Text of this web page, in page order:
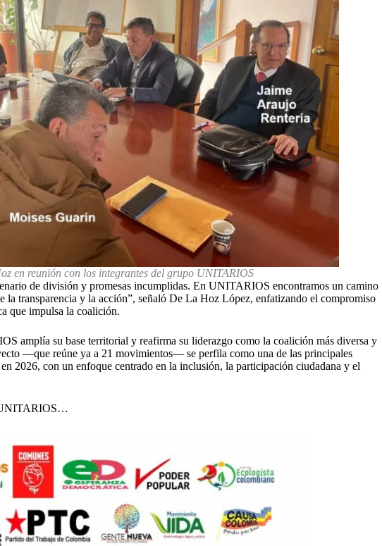
en reunión con los integrantes del grupo UNITARIOS
de división y promesas incumplidas. En UNITARIOS encontramos un camino
la transparencia y la acción”, señaló De La Hoz López, enfatizando el compromiso
que impulsa la coalición.
amplía su base territorial y reafirma su liderazgo como la coalición más diversa y
—que reúne ya a 21 movimientos— se perfila como una de las principales
2026, con un enfoque centrado en la inclusión, la participación ciudadana y el
UNITARIOS…